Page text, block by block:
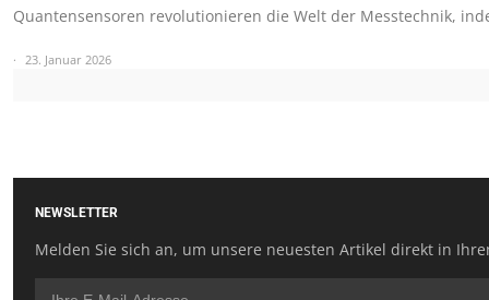
Quantensensoren revolutionieren die Welt der Messtechnik,
23. Januar 2026
NEWSLETTER
Melden Sie sich an, um unsere neuesten Artikel direkt in